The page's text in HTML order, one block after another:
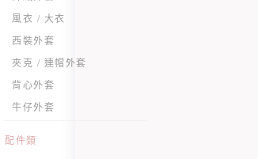
風衣 / 大衣
西裝外套
夾克 / 連帽外套
背心外套
牛仔外套
配件類